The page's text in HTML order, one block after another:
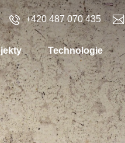
+420 487 070 435
Technologie